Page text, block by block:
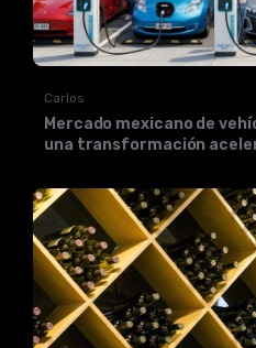
Carlos
Mercado mexicano de
una transformación